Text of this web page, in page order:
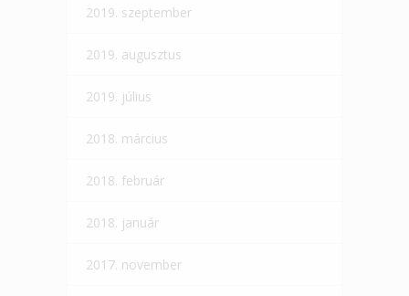
2019. szeptember
2019. augusztus
2019. július
2018. március
2018. február
2018. január
2017. november